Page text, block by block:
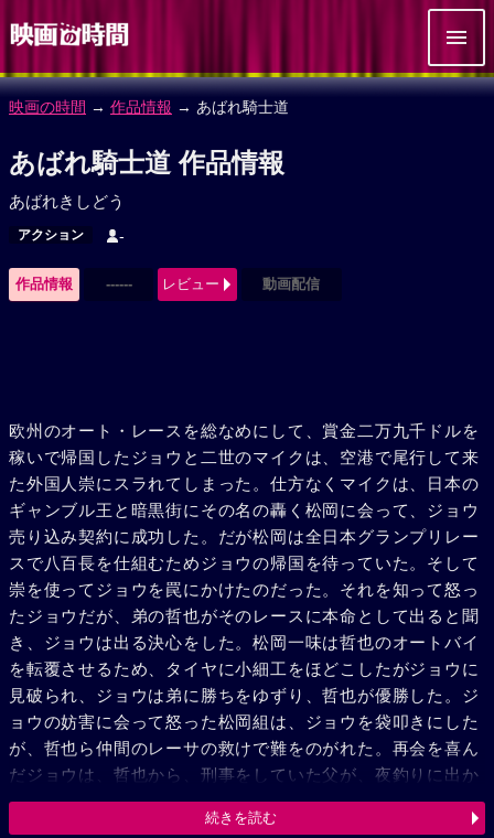
映画の時間 → 作品情報 → あばれ騎士道
あばれ騎士道 作品情報
あばれきしどう
アクション -
作品情報 ------ レビュー 動画配信
欧州のオート・レースを総なめにして、賞金二万九千ドルを
稼いで帰国したジョウと二世のマイクは、空港で尾行して来
た外国人崇にスラれてしまった。仕方なくマイクは、日本の
ギャンブル王と暗黒街にその名の轟く松岡に会って、ジョウ
売り込み契約に成功した。だが松岡は全日本グランプリレー
スで八百長を仕組むためジョウの帰国を待っていた。そして
崇を使ってジョウを罠にかけたのだった。それを知って怒っ
たジョウだが、弟の哲也がそのレースに本命として出ると聞
き、ジョウは出る決心をした。松岡一味は哲也のオートバイ
を転覆させるため、タイヤに小細工をほどこしたがジョウに
見破られ、ジョウは弟に勝ちをゆずり、哲也が優勝した。ジ
ョウの妨害に会って怒った松岡組は、ジョウを袋叩きにした
が、哲也ら仲間のレーサの救けで難をのがれた。再会を喜ん
だジョウは、哲也から、刑事をしていた父が、夜釣りに出か
け行方不明となったと聞かされた。一方松岡は八百長の失敗
で大ボス周から責任をとらされ、哲也の恋人ゆかりの兄津川
続きを読む